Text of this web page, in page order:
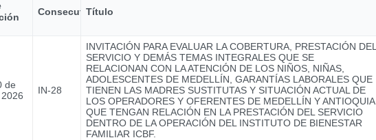
ConsecutivoTítulo
de
IN-28
INVITACIÓN PARA EVALUAR LA COBERTURA, PRESTACIÓN DEL
SERVICIO Y DEMÁS TEMAS INTEGRALES QUE SE
RELACIONAN CON LA ATENCIÓN DE LOS NIÑOS, NIÑAS,
ADOLESCENTES DE MEDELLÍN, GARANTÍAS LABORALES QUE
TIENEN LAS MADRES SUSTITUTAS Y SITUACIÓN ACTUAL DE
LOS OPERADORES Y OFERENTES DE MEDELLÍN Y ANTIOQUIA
QUE TENGAN RELACIÓN EN LA PRESTACIÓN DEL SERVICIO
DENTRO DE LA OPERACIÓN DEL INSTITUTO DE BIENESTAR
FAMILIAR ICBF.